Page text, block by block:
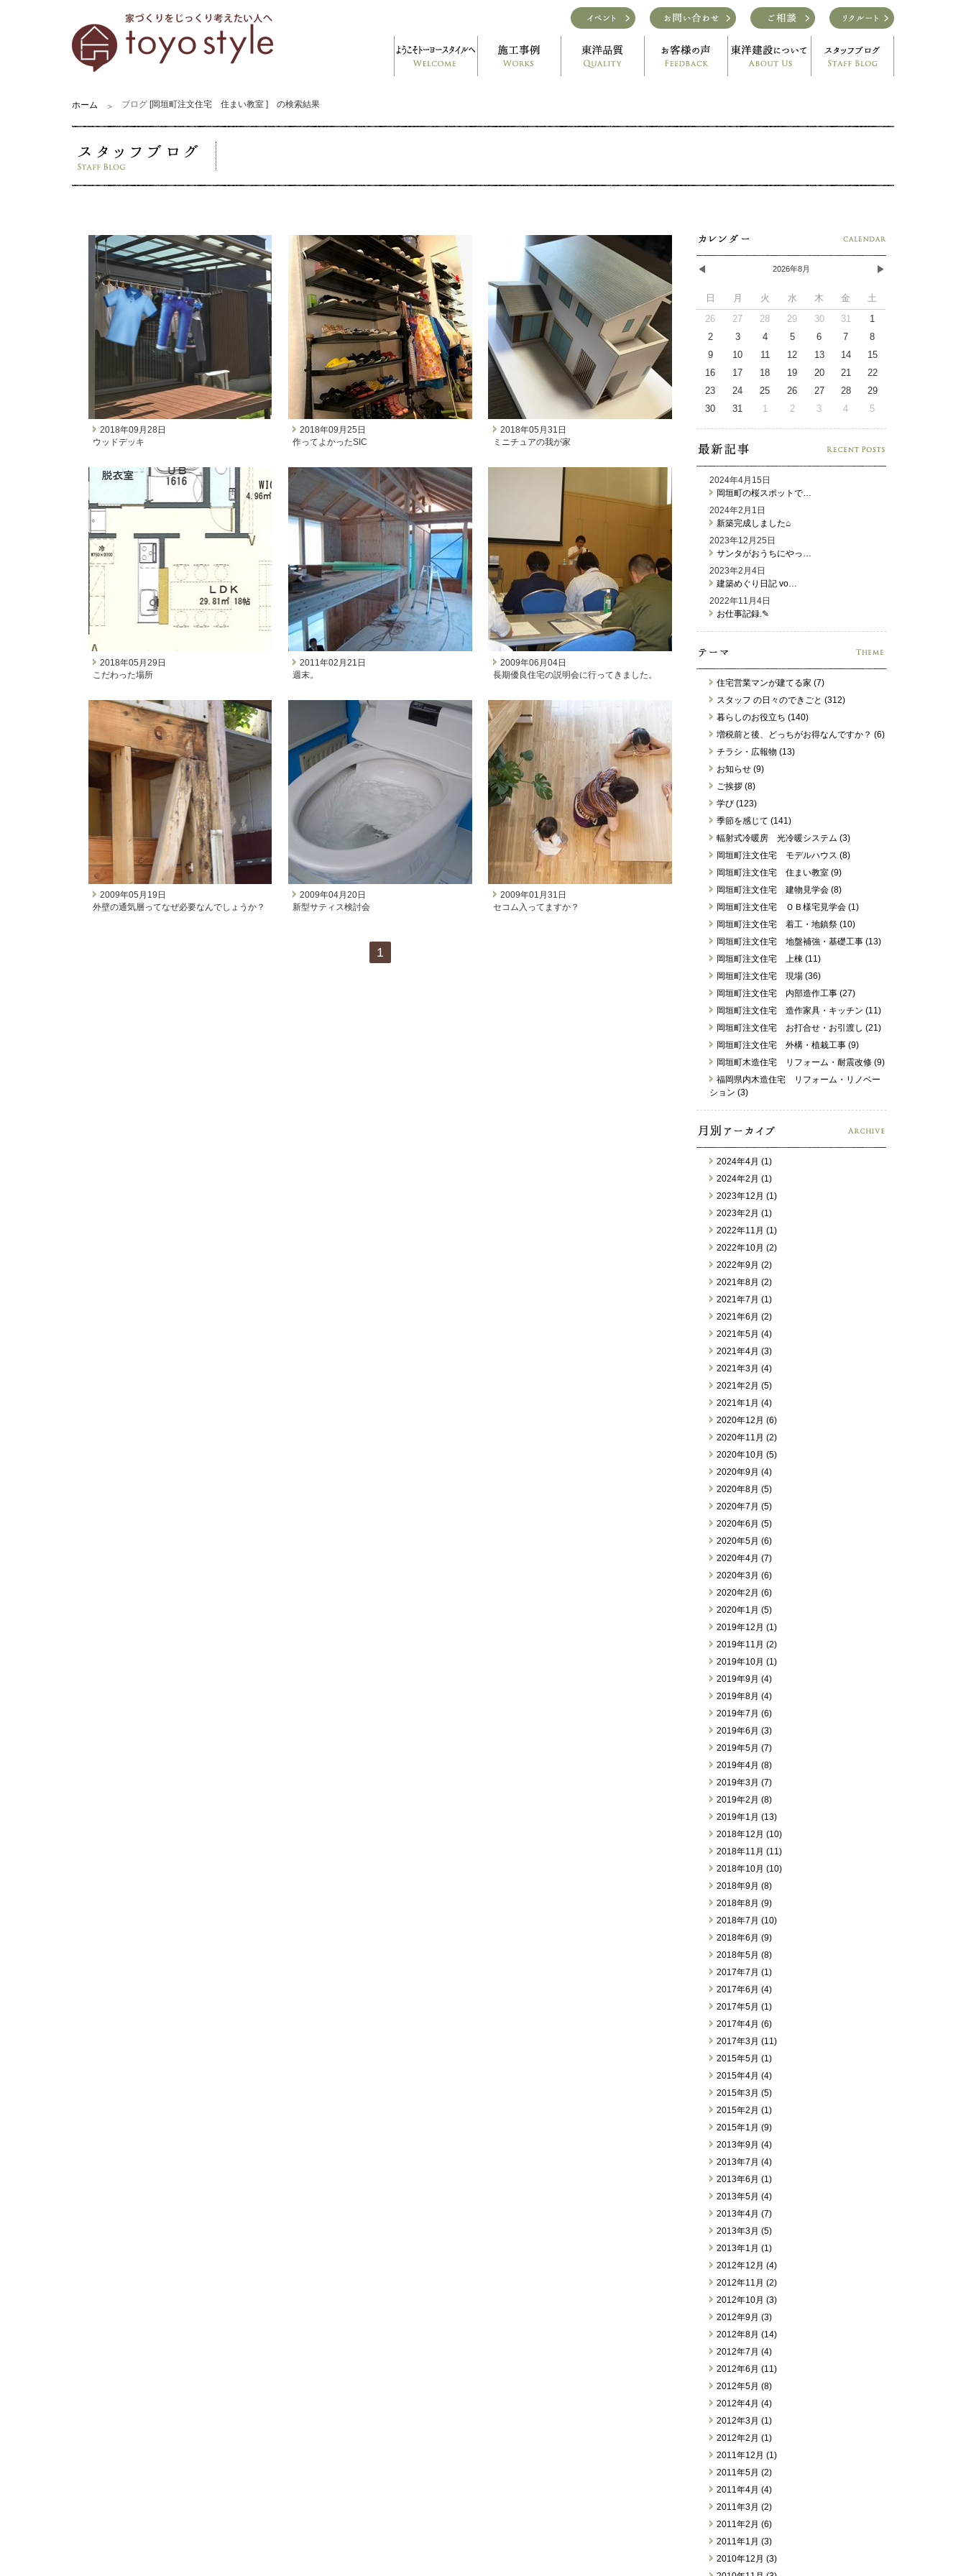
ホーム ブログ [岡垣町注文住宅 住まい教室 ] の検索結果
2018年09月28日
ウッドデッキ
2018年09月25日
作ってよかったSIC
2018年05月31日
ミニチュアの我が家
2018年05月29日
こだわった場所
2011年02月21日
週末。
2009年06月04日
長期優良住宅の説明会に行ってきました。
2009年05月19日
外壁の通気層ってなぜ必要なんでしょうか？
2009年04月20日
新型サティス検討会
2009年01月31日
セコム入ってますか？
1
2026年8月
日 月 火 水 木 金
土
26
27 28 29 30 31
1
2
3 4 5 6 7
8
9
10 11 12 13 14
15
16
17 18 19 20 21
22
23
24 25 26 27 28
29
30
31 1 2 3 4 5
2024年4月15日
岡垣町の桜スポットで…
2024年2月1日
新築完成しました⌂
2023年12月25日
サンタがおうちにやっ…
2023年2月4日
建築めぐり日記 vo…
2022年11月4日
お仕事記録.✎
住宅営業マンが建てる家 (7)
スタッフ の日々のできごと (312)
暮らしのお役立ち (140)
増税前と後、どっちがお得なんですか？ (6)
チラシ・広報物 (13)
お知らせ (9)
ご挨拶 (8)
学び (123)
季節を感じて (141)
輻射式冷暖房 光冷暖システム (3)
岡垣町注文住宅 モデルハウス (8)
岡垣町注文住宅 住まい教室 (9)
岡垣町注文住宅 建物見学会 (8)
岡垣町注文住宅 ＯＢ様宅見学会 (1)
岡垣町注文住宅 着工・地鎮祭 (10)
岡垣町注文住宅 地盤補強・基礎工事 (13)
岡垣町注文住宅 上棟 (11)
岡垣町注文住宅 現場 (36)
岡垣町注文住宅 内部造作工事 (27)
岡垣町注文住宅 造作家具・キッチン (11)
岡垣町注文住宅 お打合せ・お引渡し (21)
岡垣町注文住宅 外構・植栽工事 (9)
岡垣町木造住宅 リフォーム・耐震改修 (9)
福岡県内木造住宅 リフォーム・リノベー
ション (3)
2024年4月 (1)
2024年2月 (1)
2023年12月 (1)
2023年2月 (1)
2022年11月 (1)
2022年10月 (2)
2022年9月 (2)
2021年8月 (2)
2021年7月 (1)
2021年6月 (2)
2021年5月 (4)
2021年4月 (3)
2021年3月 (4)
2021年2月 (5)
2021年1月 (4)
2020年12月 (6)
2020年11月 (2)
2020年10月 (5)
2020年9月 (4)
2020年8月 (5)
2020年7月 (5)
2020年6月 (5)
2020年5月 (6)
2020年4月 (7)
2020年3月 (6)
2020年2月 (6)
2020年1月 (5)
2019年12月 (1)
2019年11月 (2)
2019年10月 (1)
2019年9月 (4)
2019年8月 (4)
2019年7月 (6)
2019年6月 (3)
2019年5月 (7)
2019年4月 (8)
2019年3月 (7)
2019年2月 (8)
2019年1月 (13)
2018年12月 (10)
2018年11月 (11)
2018年10月 (10)
2018年9月 (8)
2018年8月 (9)
2018年7月 (10)
2018年6月 (9)
2018年5月 (8)
2017年7月 (1)
2017年6月 (4)
2017年5月 (1)
2017年4月 (6)
2017年3月 (11)
2015年5月 (1)
2015年4月 (4)
2015年3月 (5)
2015年2月 (1)
2015年1月 (9)
2013年9月 (4)
2013年7月 (4)
2013年6月 (1)
2013年5月 (4)
2013年4月 (7)
2013年3月 (5)
2013年1月 (1)
2012年12月 (4)
2012年11月 (2)
2012年10月 (3)
2012年9月 (3)
2012年8月 (14)
2012年7月 (4)
2012年6月 (11)
2012年5月 (8)
2012年4月 (4)
2012年3月 (1)
2012年2月 (1)
2011年12月 (1)
2011年5月 (2)
2011年4月 (4)
2011年3月 (2)
2011年2月 (6)
2011年1月 (3)
2010年12月 (3)